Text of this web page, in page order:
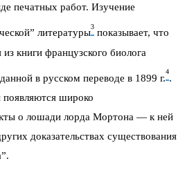
печатных работ. Изучение
литературы
3
показывает, что
книги французского биолога
в русском переводе в 1899 г.
4
.
широко
о лошади лорда Мортона — к ней
доказательствах существования